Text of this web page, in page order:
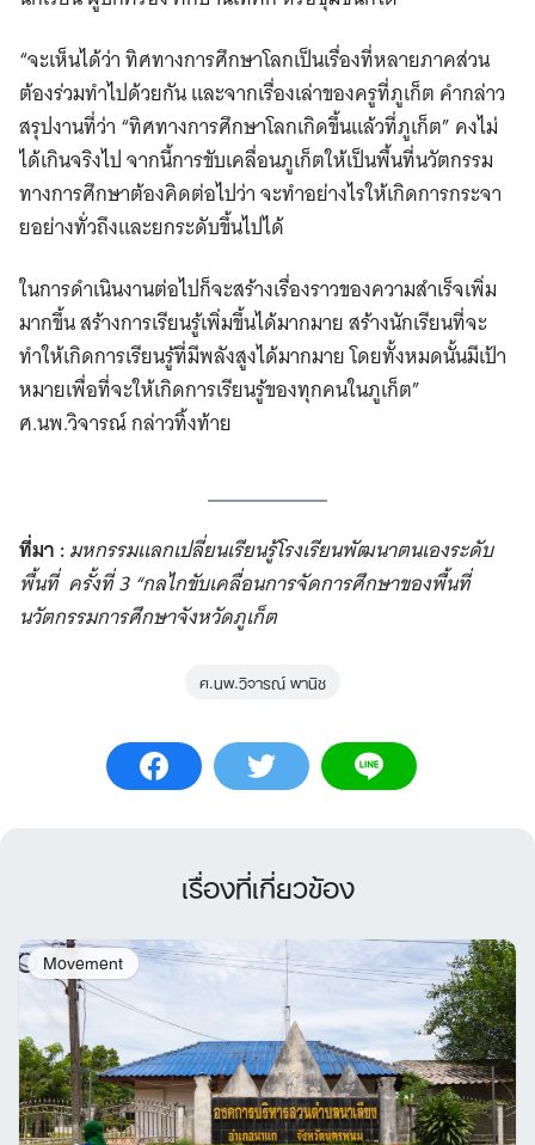
Search
“จะเห็นได้ว่า ทิศทางการศึกษาโลกเป็นเรื่องที่หลายภาคส่วน
ต้องร่วมทำไปด้วยกัน และจากเรื่องเล่าของครูที่ภูเก็ต คำกล่าว
สรุปงานที่ว่า “ทิศทางการศึกษาโลกเกิดขึ้นแล้วที่ภูเก็ต” คงไม่
ได้เกินจริงไป จากนี้การขับเคลื่อนภูเก็ตให้เป็นพื้นที่นวัตกรรม
ทางการศึกษาต้องคิดต่อไปว่า จะทำอย่างไรให้เกิดการกระจา
ยอย่างทั่วถึงและยกระดับขึ้นไปได้
ในการดำเนินงานต่อไปก็จะสร้างเรื่องราวของความสำเร็จเพิ่ม
มากขึ้น สร้างการเรียนรู้เพิ่มขึ้นได้มากมาย สร้างนักเรียนที่จะ
ทำให้เกิดการเรียนรู้ที่มีพลังสูงได้มากมาย โดยทั้งหมดนั้นมีเป้า
หมายเพื่อที่จะให้เกิดการเรียนรู้ของทุกคนในภูเก็ต”
ศ.นพ.วิจารณ์ กล่าวทิ้งท้าย
ที่มา :มหกรรมแลกเปลี่ยนเรียนรู้โรงเรียนพัฒนาตนเองระดับ
พื้นที่ ครั้งที่ 3 “กลไกขับเคลื่อนการจัดการศึกษาของพื้นที่
นวัตกรรมการศึกษาจังหวัดภูเก็ต
ศ.นพ.วิจารณ์ พานิช
เรื่องที่เกี่ยวข้อง
Movement